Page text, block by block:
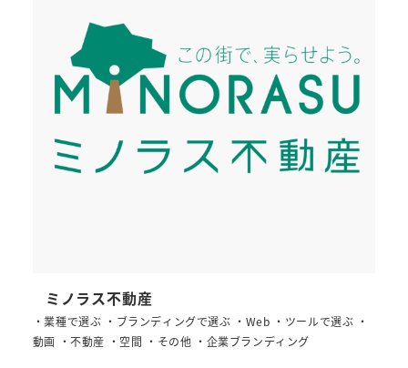
ミノラス不動産
・業種で選ぶ ・ブランディングで選ぶ ・Web ・ツールで選ぶ ・
動画 ・不動産 ・空間 ・その他 ・企業ブランディング